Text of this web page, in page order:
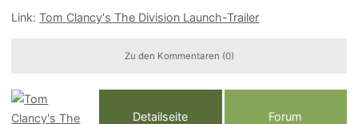
Link:Tom Clancy's The Division Launch-Trailer
Zu den Kommentaren (0)
Detailseite Forum